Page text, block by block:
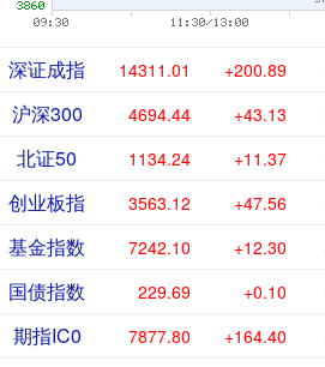
深证成指 14311.01 +200.89
沪深300 4694.44 +43.13
北证50 1134.24 +11.37
创业板指 3563.12 +47.56
基金指数 7242.10 +12.30
国债指数 229.69 +0.10
期指IC0 7877.80 +164.40